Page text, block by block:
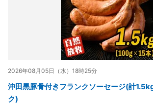
2026年08月05日（水）18時25分
沖田黒豚骨付きフランクソーセージ(計
ク)